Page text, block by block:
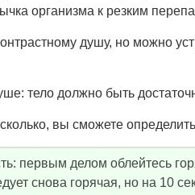
организма к резким
душу, но можно
тело должно быть
вы сможете
первым делом облейтесь
снова горячая, но на 10